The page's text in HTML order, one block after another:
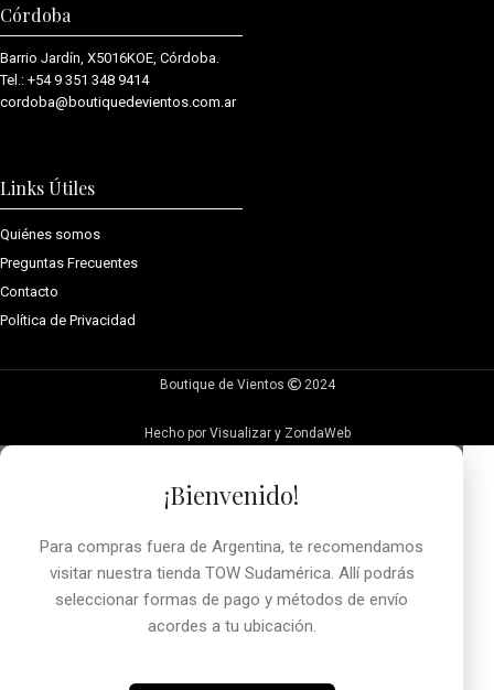
Córdoba
Barrio Jardín, X5016KOE, Córdoba.
Tel.: +54 9 351 348 9414
cordoba@boutiquedevientos.com. ar
Links Útiles
Quiénes somos
Preguntas Frecuentes
Contacto
Política de Privacidad
Boutique de Vientos 2024
Hecho por Visualizar y ZondaWeb
¡Bienvenido!
Para compras fuera de Argentina, te recomendamos
visitar nuestra tienda TOW Sudamérica. Allí podrás
seleccionar formas de pago y métodos de envío
acordes a tu ubicación.